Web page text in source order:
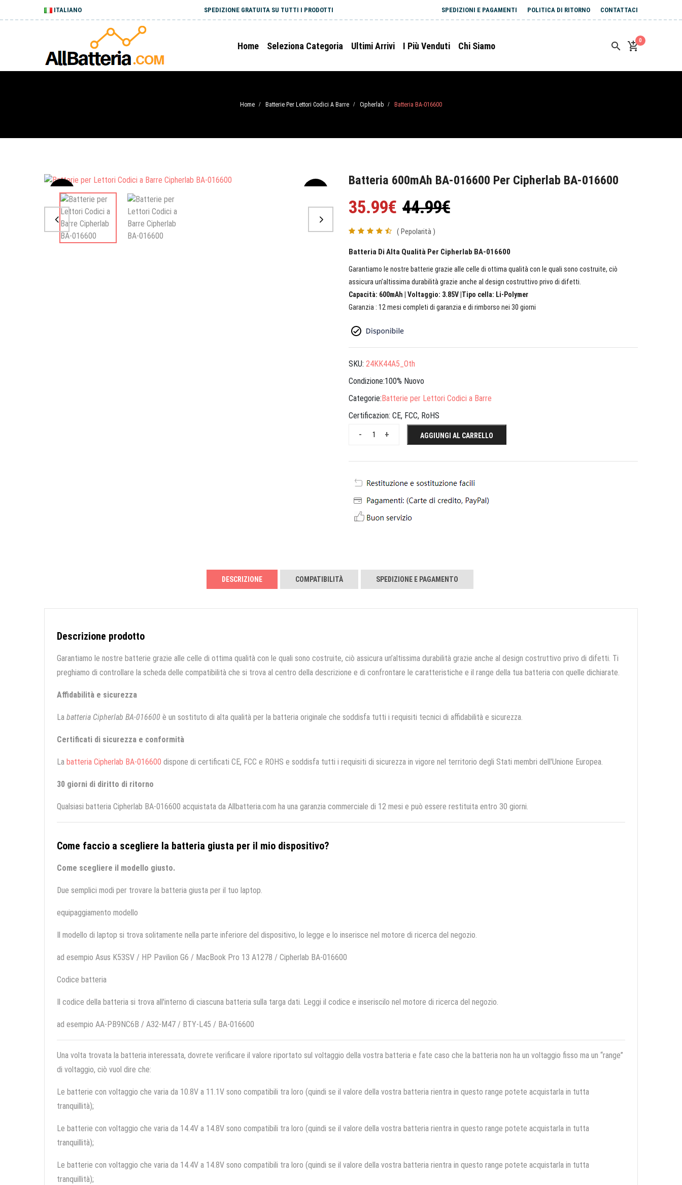
ITALIANO SPEDIZIONE GRATUITA SU TUTTI I PRODOTTI SPEDIZIONI E PAGAMENTI POLITICA DI RITORNO CONTATTACI
Home Seleziona Categoria Ultimi Arrivi I Più Venduti Chi Siamo
0
Home / Batterie Per Lettori Codici A Barre / Cipherlab / Batteria BA-016600
Sale
Batteria 600mAh BA-016600 Per Cipherlab BA-016600
35.99€ 44.99€
( Pepolarità )
Batteria Di Alta Qualità Per Cipherlab BA-016600
Garantiamo le nostre batterie grazie alle celle di ottima qualità con le quali sono costruite, ciò
assicura un’altissima durabilità grazie anche al design costruttivo privo di difetti.
Capacità: 600mAh | Voltaggio: 3.85V |Tipo cella: Li-Polymer
Garanzia : 12 mesi completi di garanzia e di rimborso nei 30 giorni
SKU: 24KK44A5_Oth
Condizione:100% Nuovo
Categorie:Batterie per Lettori Codici a Barre
Certificazion: CE, FCC, RoHS
+
- AGGIUNGI AL CARRELLO
DESCRIZIONE COMPATIBILITÀ SPEDIZIONE E PAGAMENTO
Descrizione prodotto
Garantiamo le nostre batterie grazie alle celle di ottima qualità con le quali sono costruite, ciò assicura un’altissima durabilità grazie anche al design costruttivo privo di difetti. Ti
preghiamo di controllare la scheda delle compatibilità che si trova al centro della descrizione e di confrontare le caratteristiche e il range della tua batteria con quelle dichiarate.
Affidabilità e sicurezza
La batteria Cipherlab BA-016600 è un sostituto di alta qualità per la batteria originale che soddisfa tutti i requisiti tecnici di affidabilità e sicurezza.
Certificati di sicurezza e conformità
La batteria Cipherlab BA-016600 dispone di certificati CE, FCC e ROHS e soddisfa tutti i requisiti di sicurezza in vigore nel territorio degli Stati membri dell'Unione Europea.
30 giorni di diritto di ritorno
Qualsiasi batteria Cipherlab BA-016600 acquistata da Allbatteria.com ha una garanzia commerciale di 12 mesi e può essere restituita entro 30 giorni.
Come faccio a scegliere la batteria giusta per il mio dispositivo?
Come scegliere il modello giusto.
Due semplici modi per trovare la batteria giusta per il tuo laptop.
equipaggiamento modello
Il modello di laptop si trova solitamente nella parte inferiore del dispositivo, lo legge e lo inserisce nel motore di ricerca del negozio.
ad esempio Asus K53SV / HP Pavilion G6 / MacBook Pro 13 A1278 / Cipherlab BA-016600
Codice batteria
Il codice della batteria si trova all'interno di ciascuna batteria sulla targa dati. Leggi il codice e inseriscilo nel motore di ricerca del negozio.
ad esempio AA-PB9NC6B / A32-M47 / BTY-L45 / BA-016600
Una volta trovata la batteria interessata, dovrete verificare il valore riportato sul voltaggio della vostra batteria e fate caso che la batteria non ha un voltaggio fisso ma un “range”
di voltaggio, ciò vuol dire che:
Le batterie con voltaggio che varia da 10.8V a 11.1V sono compatibili tra loro (quindi se il valore della vostra batteria rientra in questo range potete acquistarla in tutta
tranquillità);
Le batterie con voltaggio che varia da 14.4V a 14.8V sono compatibili tra loro (quindi se il valore della vostra batteria rientra in questo range potete acquistarla in tutta
tranquillità);
Le batterie con voltaggio che varia da 14.4V a 14.8V sono compatibili tra loro (quindi se il valore della vostra batteria rientra in questo range potete acquistarla in tutta
tranquillità);